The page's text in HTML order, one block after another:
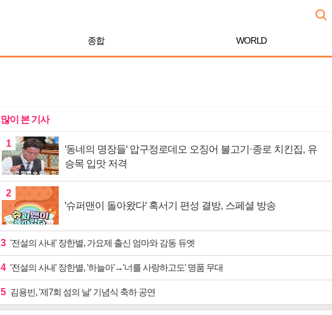
종합 WORLD
많이 본 기사
1
'동네의 명장들' 압구정로데오 오징어 불고기·종로 치킨집, 유
승목 입맛 저격
2
'슈퍼맨이 돌아왔다' 혹서기 편성 결방, 스페셜 방송
3 '전설의 사내' 장한별, 가요제 출신 엄마와 감동 듀엣
4 '전설의 사내' 장한별, '하늘아'→'너를 사랑하고도' 명품 무대
5 김용빈, '제7회 섬의 날' 기념식 축하 공연